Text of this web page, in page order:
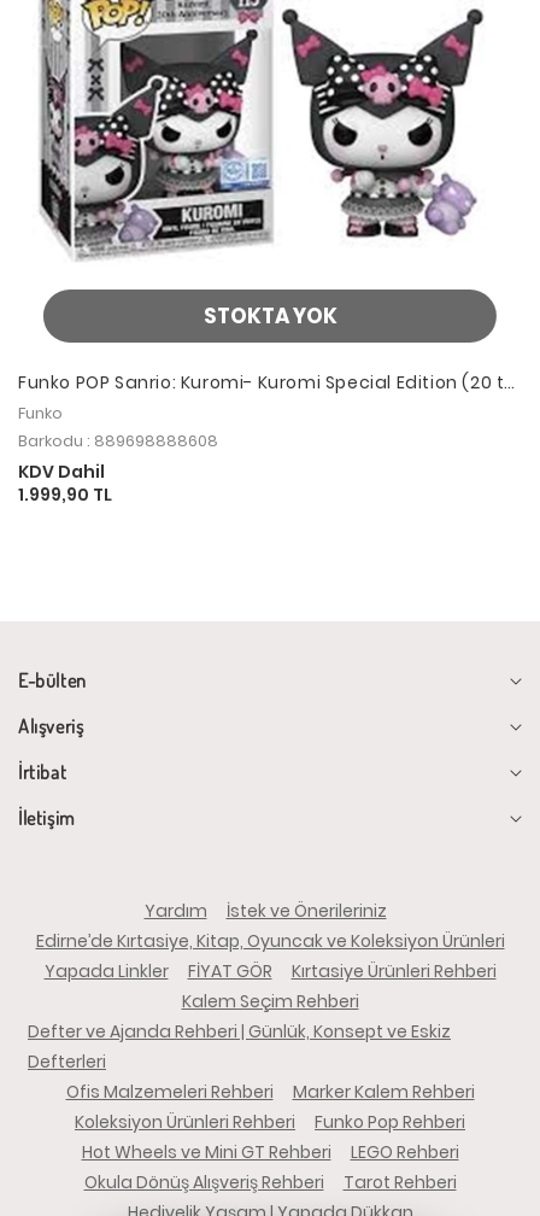
STOKTA YOK
Funko POP Sanrio: Kuromi- Kuromi Special Edition (20 th
Anniversay)
Funko
Barkodu : 889698888608
KDV Dahil
1.999,90 TL
E-bülten
Alışveriş
İrtibat
İletişim
Yardım
İstek ve Önerileriniz
Edirne’de Kırtasiye, Kitap, Oyuncak ve Koleksiyon Ürünleri
Yapada Linkler
FİYAT GÖR
Kırtasiye Ürünleri Rehberi
Kalem Seçim Rehberi
Defter ve Ajanda Rehberi | Günlük, Konsept ve Eskiz
Defterleri
Ofis Malzemeleri Rehberi
Marker Kalem Rehberi
Koleksiyon Ürünleri Rehberi
Funko Pop Rehberi
Hot Wheels ve Mini GT Rehberi
LEGO Rehberi
Okula Dönüş Alışveriş Rehberi
Tarot Rehberi